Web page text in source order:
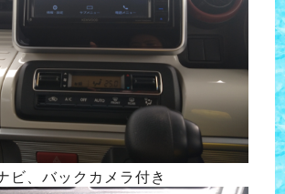
ビ、バックカメラ付き